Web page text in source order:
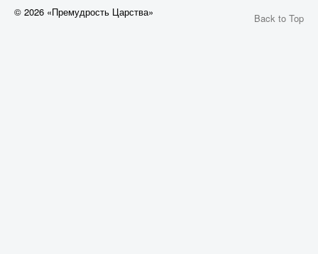
Back to Top
© 2026 «Премудрость Царства»